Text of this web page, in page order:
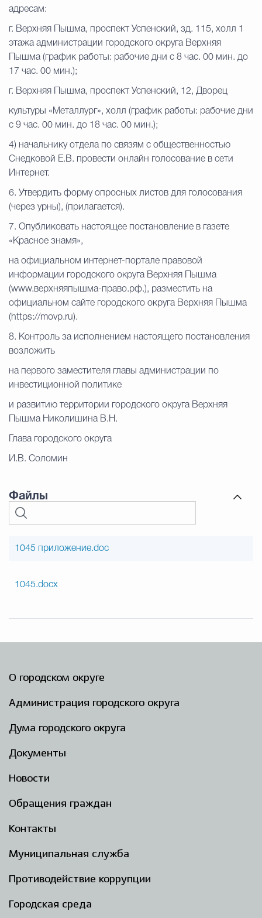
адресам:
г. Верхняя Пышма, проспект Успенский, зд. 115, холл 1
этажа администрации городского округа Верхняя
Пышма (график работы: рабочие дни с 8 час. 00 мин. до
17 час. 00 мин.);
г. Верхняя Пышма, проспект Успенский, 12, Дворец
культуры «Металлург», холл (график работы: рабочие дни
с 9 час. 00 мин. до 18 час. 00 мин.);
4) начальнику отдела по связям с общественностью
Снедковой Е.В. провести онлайн голосование в сети
Интернет.
6. Утвердить форму опросных листов для голосования
(через урны), (прилагается).
7. Опубликовать настоящее постановление в газете
«Красное знамя»,
на официальном интернет-портале правовой
информации городского округа Верхняя Пышма
(www.верхняяпышма-право.рф.), разместить на
официальном сайте городского округа Верхняя Пышма
(https://movp.ru).
8. Контроль за исполнением настоящего постановления
возложить
на первого заместителя главы администрации по
инвестиционной политике
и развитию территории городского округа Верхняя
Пышма Николишина В.Н.
Глава городского округа
И.В. Соломин
Файлы
1045 приложение.doc
1045.docx
О городском округе
Администрация городского округа
Дума городского округа
Документы
Новости
Обращения граждан
Контакты
Муниципальная служба
Противодействие коррупции
Городская среда